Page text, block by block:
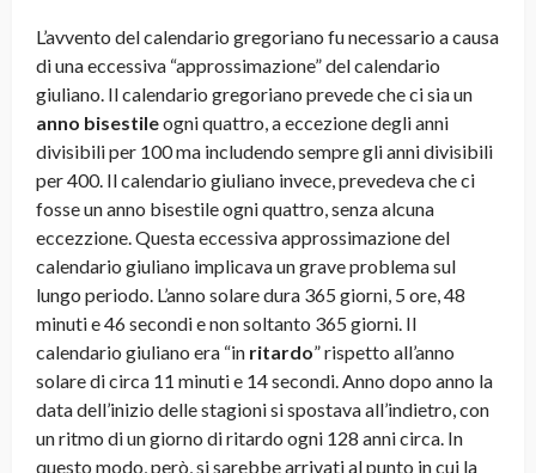
L’avvento del calendario gregoriano fu necessario a causa
di una eccessiva “approssimazione” del calendario
giuliano. Il calendario gregoriano prevede che ci sia un
anno bisestileogni quattro, a eccezione degli anni
divisibili per 100 ma includendo sempre gli anni divisibili
per 400. Il calendario giuliano invece, prevedeva che ci
fosse un anno bisestile ogni quattro, senza alcuna
eccezzione. Questa eccessiva approssimazione del
calendario giuliano implicava un grave problema sul
lungo periodo. L’anno solare dura 365 giorni, 5 ore, 48
minuti e 46 secondi e non soltanto 365 giorni. Il
calendario giuliano era “in ritardo” rispetto all’anno
solare di circa 11 minuti e 14 secondi. Anno dopo anno la
data dell’inizio delle stagioni si spostava all’indietro, con
un ritmo di un giorno di ritardo ogni 128 anni circa. In
questo modo, però, si sarebbe arrivati al punto in cui la